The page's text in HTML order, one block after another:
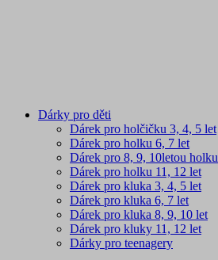
Dárky pro děti
Dárek pro holčičku 3, 4, 5 let
Dárek pro holku 6, 7 let
Dárek pro 8, 9, 10letou holku
Dárek pro holku 11, 12 let
Dárek pro kluka 3, 4, 5 let
Dárek pro kluka 6, 7 let
Dárek pro kluka 8, 9, 10 let
Dárek pro kluky 11, 12 let
Dárky pro teenagery